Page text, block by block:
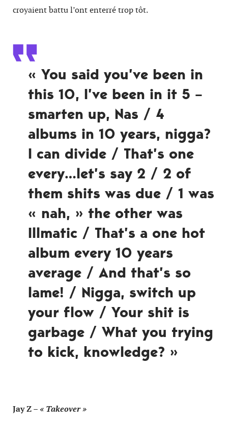
croyaient battu l’ont enterré trop tôt.
« You said you’ve been in
this 10, I’ve been in it 5 –
smarten up, Nas / 4
albums in 10 years, nigga?
I can divide / That’s one
every…let’s say 2 / 2 of
them shits was due / 1 was
« nah, » the other was
Illmatic / That’s a one hot
album every 10 years
average / And that’s so
lame! / Nigga, switch up
your flow / Your shit is
garbage / What you trying
to kick, knowledge? »
Jay Z– « Takeover »